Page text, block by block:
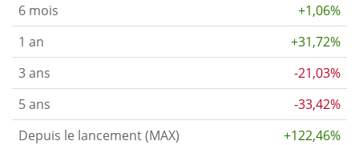
6 mois
+1,06%
1 an
+31,72%
3 ans
-21,03%
5 ans
-33,42%
Depuis le lancement (MAX)
+122,46%